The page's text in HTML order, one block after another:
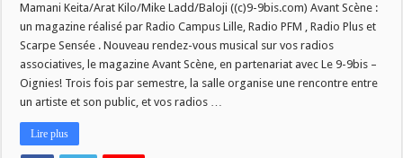
Mamani Keita/Arat Kilo/Mike Ladd/Baloji ((c)9-9bis.com) Avant Scène :
un magazine réalisé par Radio Campus Lille, Radio PFM , Radio Plus et
Scarpe Sensée . Nouveau rendez-vous musical sur vos radios
associatives, le magazine Avant Scène, en partenariat avec Le 9-9bis –
Oignies! Trois fois par semestre, la salle organise une rencontre entre
un artiste et son public, et vos radios …
Lire plus